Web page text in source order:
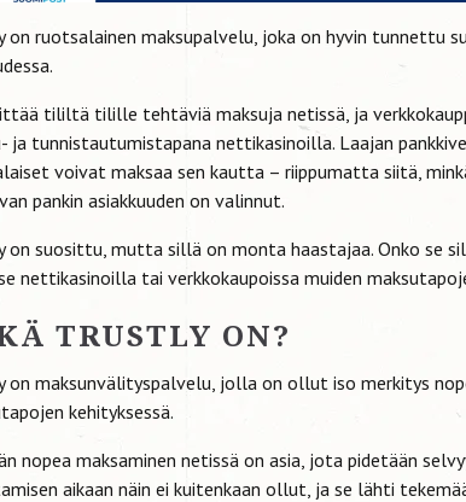
on ruotsalainen maksupalvelu, joka on hyvin tunnettu
tililtä tilille tehtäviä maksuja netissä, ja
ja tunnistautumistapana nettikasinoilla. Laajan
voivat maksaa sen kautta – riippumatta siitä,
pankin asiakkuuden on valinnut.
on suosittu, mutta sillä on monta haastajaa. Onko se
nettikasinoilla tai verkkokaupoissa muiden
TRUSTLY ON?
on maksunvälityspalvelu, jolla on ollut iso merkitys
kehityksessä.
nopea maksaminen netissä on asia, jota pidetään
aikaan näin ei kuitenkaan ollut, ja se lähti